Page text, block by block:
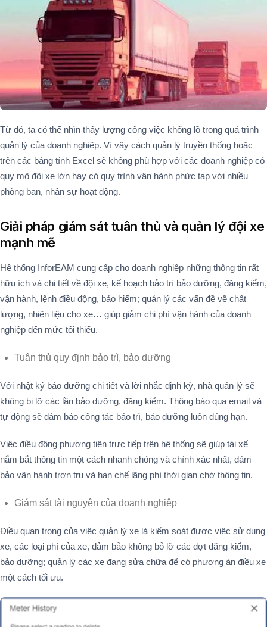
Từ đó, ta có thể nhìn thấy lượng công việc khổng lồ trong quá trình
quản lý của doanh nghiệp. Vì vậy cách quản lý truyền thống hoặc
trên các bảng tính Excel sẽ không phù hợp với các doanh nghiệp có
quy mô đội xe lớn hay có quy trình vận hành phức tạp với nhiều
phòng ban, nhân sự hoạt động.
Giải pháp giám sát tuân thủ và quản lý đội xe
mạnh mẽ
Hệ thống InforEAM cung cấp cho doanh nghiệp những thông tin rất
hữu ích và chi tiết về đội xe, kế hoạch bảo trì bảo dưỡng, đăng kiểm,
vận hành, lệnh điều động, bảo hiểm; quản lý các vấn đề về chất
lượng, nhiên liệu cho xe… giúp giảm chi phí vận hành của doanh
nghiệp đến mức tối thiểu.
Tuân thủ quy định bảo trì, bảo dưỡng
Với nhật ký bảo dưỡng chi tiết và lời nhắc định kỳ, nhà quản lý sẽ
không bị lỡ các lần bảo dưỡng, đăng kiểm. Thông báo qua email và
tự động sẽ đảm bảo công tác bảo trì, bảo dưỡng luôn đúng hạn.
Việc điều động phương tiện trực tiếp trên hệ thống sẽ giúp tài xế
nắm bắt thông tin một cách nhanh chóng và chính xác nhất, đảm
bảo vận hành trơn tru và hạn chế lãng phí thời gian chờ thông tin.
Giám sát tài nguyên của doanh nghiệp
Điều quan trọng của việc quản lý xe là kiểm soát được việc sử dụng
xe, các loại phí của xe, đảm bảo không bỏ lỡ các đợt đăng kiểm,
bảo dưỡng; quản lý các xe đang sửa chữa để có phương án điều xe
một cách tối ưu.